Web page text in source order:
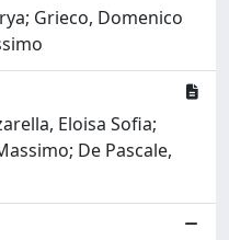
Grieco, Domenico
Eloisa Sofia;
De Pascale,